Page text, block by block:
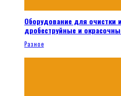
Оборудование для очистки
дробеструйные и
Разное